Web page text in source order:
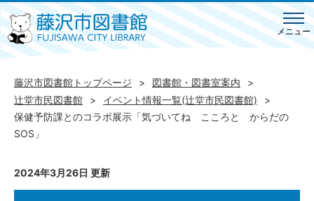
メニュー
藤沢市図書館トップページ
図書館・図書室案内
辻堂市民図書館
イベント情報一覧(辻堂市民図書館)
保健予防課とのコラボ展示「気づいてね こころと からだの
SOS」
2024年3月26日 更新